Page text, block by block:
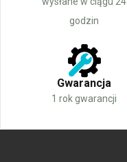
godzin
Gwarancja
1 rok gwarancji